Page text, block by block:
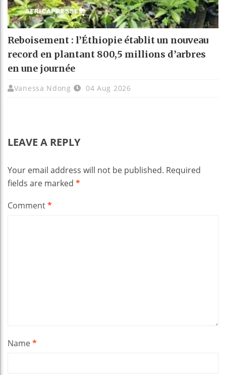
Reboisement : l’Éthiopie établit un nouveau
record en plantant 800,5 millions d’arbres
en une journée
Vanessa Ndong 04 Aug 2026
LEAVE A REPLY
Your email address will not be published. Required
fields are marked *
Comment*
Name*